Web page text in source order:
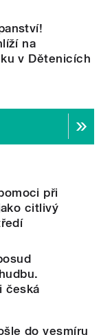
na
v Dětenicích
při
citlivý
česká
do vesmíru